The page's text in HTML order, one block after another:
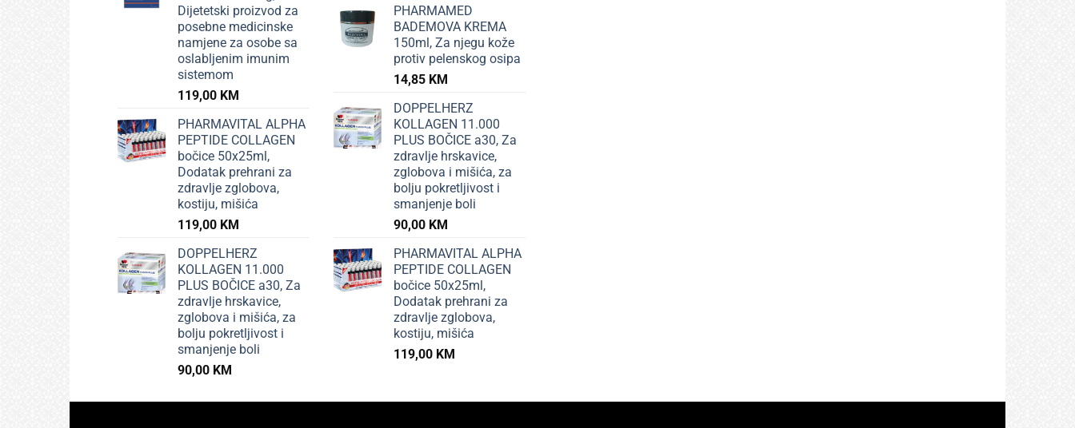
Dijetetski proizvod za
posebne medicinske
namjene za osobe sa
oslabljenim imunim
sistemom
119,00 KM
PHARMAVITAL ALPHA
PEPTIDE COLLAGEN
bočice 50x25ml,
Dodatak prehrani za
zdravlje zglobova,
kostiju, mišića
119,00 KM
DOPPELHERZ
KOLLAGEN 11.000
PLUS BOČICE a30, Za
zdravlje hrskavice,
zglobova i mišića, za
bolju pokretljivost i
smanjenje boli
90,00 KM
PHARMAMED
BADEMOVA KREMA
150ml, Za njegu kože
protiv pelenskog osipa
14,85 KM
DOPPELHERZ
KOLLAGEN 11.000
PLUS BOČICE a30, Za
zdravlje hrskavice,
zglobova i mišića, za
bolju pokretljivost i
smanjenje boli
90,00 KM
PHARMAVITAL ALPHA
PEPTIDE COLLAGEN
bočice 50x25ml,
Dodatak prehrani za
zdravlje zglobova,
kostiju, mišića
119,00 KM